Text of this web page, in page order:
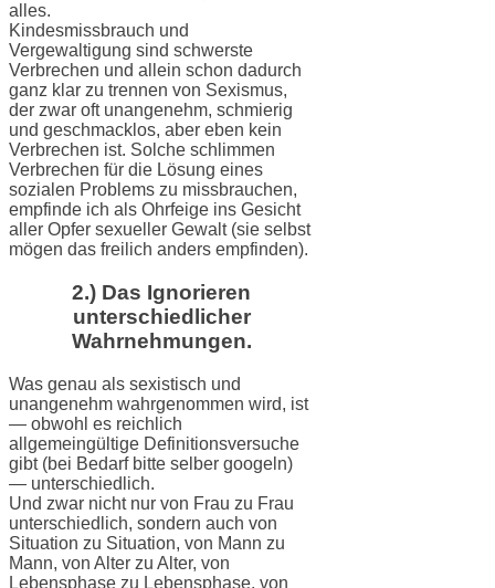
alles.
Kindesmissbrauch und
Vergewaltigung sind schwerste
Verbrechen und allein schon dadurch
ganz klar zu trennen von Sexismus,
der zwar oft unangenehm, schmierig
und geschmacklos, aber eben kein
Verbrechen ist. Solche schlimmen
Verbrechen für die Lösung eines
sozialen Problems zu missbrauchen,
empfinde ich als Ohrfeige ins Gesicht
aller Opfer sexueller Gewalt (sie selbst
mögen das freilich anders empfinden).
2.) Das Ignorieren
unterschiedlicher
Wahrnehmungen.
Was genau als sexistisch und
unangenehm wahrgenommen wird, ist
— obwohl es reichlich
allgemeingültige Definitionsversuche
gibt (bei Bedarf bitte selber googeln)
— unterschiedlich.
Und zwar nicht nur von Frau zu Frau
unterschiedlich, sondern auch von
Situation zu Situation, von Mann zu
Mann, von Alter zu Alter, von
Lebensphase zu Lebensphase, von